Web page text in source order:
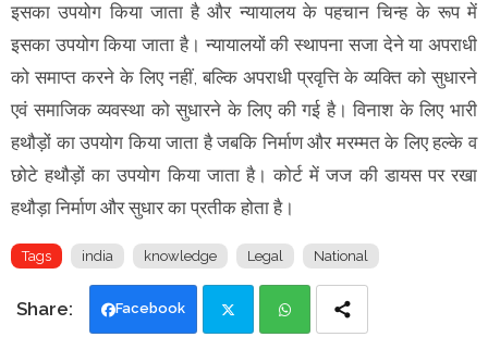
इसका उपयोग किया जाता है और न्यायालय के पहचान चिन्ह के रूप में
इसका उपयोग किया जाता है। न्यायालयों की स्थापना सजा देने या अपराधी
को समाप्त करने के लिए नहीं, बल्कि अपराधी प्रवृत्ति के व्यक्ति को सुधारने
एवं समाजिक व्यवस्था को सुधारने के लिए की गई है। विनाश के लिए भारी
हथौड़ों का उपयोग किया जाता है जबकि निर्माण और मरम्मत के लिए हल्के व
छोटे हथौड़ों का उपयोग किया जाता है। कोर्ट में जज की डायस पर रखा
हथौड़ा निर्माण और सुधार का प्रतीक होता है।
Tags india knowledge Legal National
Facebook